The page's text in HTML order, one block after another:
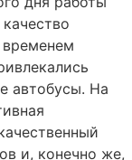
автобусы. На
и, конечно же,